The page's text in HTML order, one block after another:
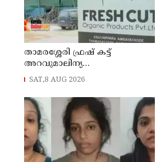
താമരശ്ശേരി ഫ്രഷ് കട്ട്
അറവുമാലിന്യ
ഫാക്ടറിക്കെതിരായ പ്രതിഷേധം
SAT,8 AUG 2026